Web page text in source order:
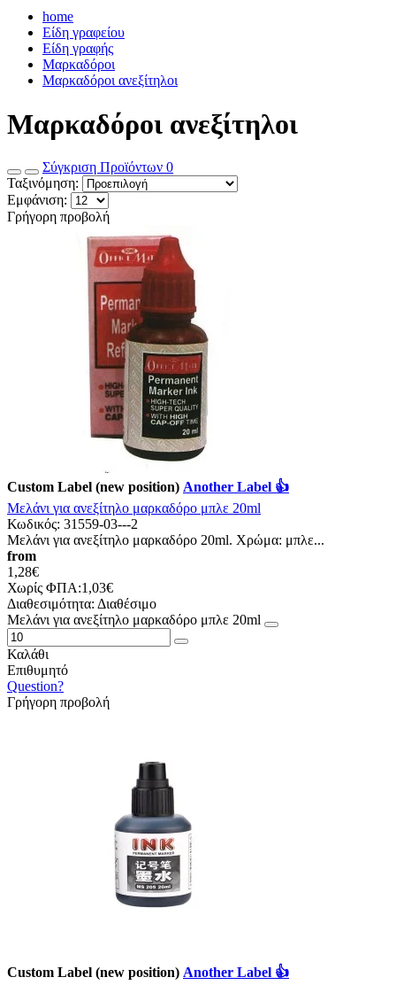
home
Είδη γραφείου
Είδη γραφής
Μαρκαδόροι
Μαρκαδόροι ανεξίτηλοι
Μαρκαδόροι ανεξίτηλοι
Σύγκριση Προϊόντων 0
Ταξινόμηση:
Εμφάνιση:
Γρήγορη προβολή
Custom Label (new position) Another Label 👍
Μελάνι για ανεξίτηλο μαρκαδόρο μπλε 20ml
Κωδικός: 31559-03---2
Μελάνι για ανεξίτηλο μαρκαδόρο 20ml. Χρώμα: μπλε...
from
1,28€
Χωρίς ΦΠΑ:1,03€
Διαθεσιμότητα: Διαθέσιμο
Μελάνι για ανεξίτηλο μαρκαδόρο μπλε 20ml
Καλάθι
Επιθυμητό
Question?
Γρήγορη προβολή
Custom Label (new position) Another Label 👍